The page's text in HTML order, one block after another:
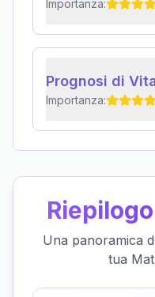
Importanza:
Prognosi di
Importanza:
Una panoramica
tua